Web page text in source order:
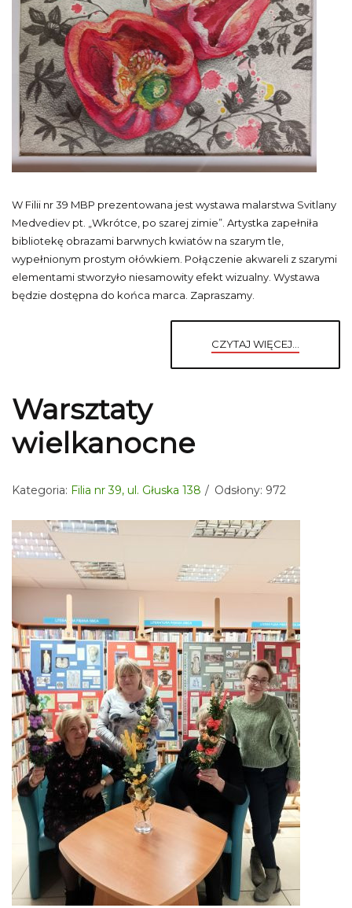
W Filii nr 39 MBP prezentowana jest wystawa malarstwa Svitlany
Medvediev pt. „Wkrótce, po szarej zimie”. Artystka zapełniła
bibliotekę obrazami barwnych kwiatów na szarym tle,
wypełnionym prostym ołówkiem. Połączenie akwareli z szarymi
elementami stworzyło niesamowity efekt wizualny. Wystawa
będzie dostępna do końca marca. Zapraszamy.
CZYTAJ WIĘCEJ...
Warsztaty
wielkanocne
Kategoria: Filia nr 39, ul. Głuska 138 Odsłony: 972